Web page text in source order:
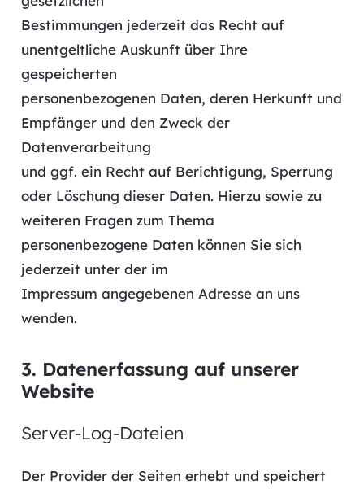
Bestimmungen jederzeit das Recht auf
unentgeltliche Auskunft über Ihre
gespeicherten
personenbezogenen Daten, deren Herkunft und
Empfänger und den Zweck der
Datenverarbeitung
und ggf. ein Recht auf Berichtigung, Sperrung
oder Löschung dieser Daten. Hierzu sowie zu
weiteren Fragen zum Thema
personenbezogene Daten können Sie sich
jederzeit unter der im
Impressum angegebenen Adresse an uns
wenden.
3. Datenerfassung auf unserer
Website
Server-Log-Dateien
Der Provider der Seiten erhebt und speichert